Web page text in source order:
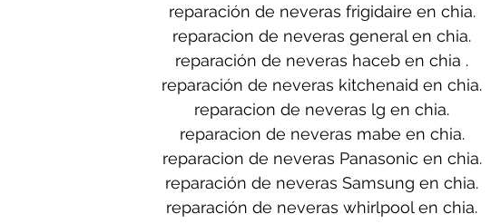
reparación de neveras frigidaire en chia.
reparacion de neveras general en chia.
reparación de neveras haceb en chia .
reparación de neveras kitchenaid en chia.
reparacion de neveras lg en chia.
reparacion de neveras mabe en chia.
reparacion de neveras Panasonic en chia.
reparación de neveras Samsung en chia.
reparación de neveras whirlpool en chia.